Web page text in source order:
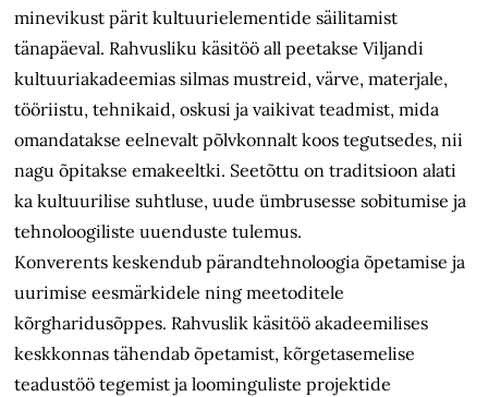
minevikust pärit kultuurielementide säilitamist
tänapäeval. Rahvusliku käsitöö all peetakse Viljandi
kultuuriakadeemias silmas mustreid, värve, materjale,
tööriistu, tehnikaid, oskusi ja vaikivat teadmist, mida
omandatakse eelnevalt põlvkonnalt koos tegutsedes, nii
nagu õpitakse emakeeltki. Seetõttu on traditsioon alati
ka kultuurilise suhtluse, uude ümbrusesse sobitumise ja
tehnoloogiliste uuenduste tulemus.
Konverents keskendub pärandtehnoloogia õpetamise ja
uurimise eesmärkidele ning meetoditele
kõrgharidusõppes. Rahvuslik käsitöö akadeemilises
keskkonnas tähendab õpetamist, kõrgetasemelise
teadustöö tegemist ja loominguliste projektide